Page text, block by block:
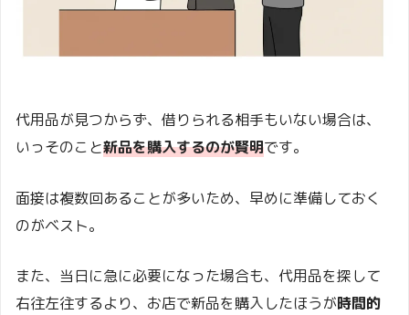
代用品が見つからず、借りられる相手もいない場合は、
いっそのこと新品を購入するのが賢明です。
面接は複数回あることが多いため、早めに準備しておく
のがベスト。
また、当日に急に必要になった場合も、代用品を探して
右往左往するより、お店で新品を購入したほうが時間的